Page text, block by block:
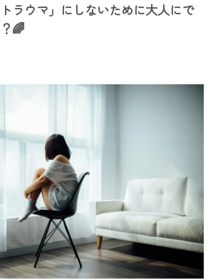
ラウマ」にしないために大人にで
🌈